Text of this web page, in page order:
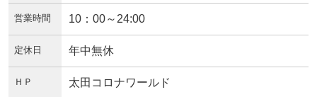
営業時間 10：00～24:00
定休日 年中無休
ＨＰ 太田コロナワールド